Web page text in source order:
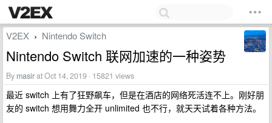
V2EX › Nintendo Switch
Nintendo Switch 联网加速的一种姿势
By masirat Oct 14, 2019 · 15821 views
最近 switch 上有了狂野飙车，但是在酒店的网络死活连不上。刚好朋
友的 switch 想用舞力全开 unlimited 也不行，就天天试着各种方法。